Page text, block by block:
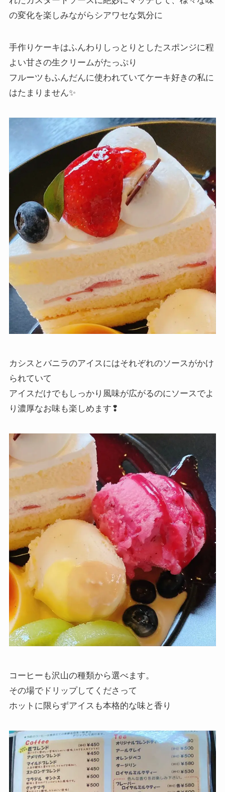
の変化を楽しみながらシアワセな気分に
手作りケーキはふんわりしっとりとしたスポンジに程
よい甘さの生クリームがたっぷり
フルーツもふんだんに使われていてケーキ好きの私に
はたまりません✨
カシスとバニラのアイスにはそれぞれのソースがかけ
られていて
アイスだけでもしっかり風味が広がるのにソースでよ
り濃厚なお味も楽しめます❢
コーヒーも沢山の種類から選べます。
その場でドリップしてくださって
ホットに限らずアイスも本格的な味と香り